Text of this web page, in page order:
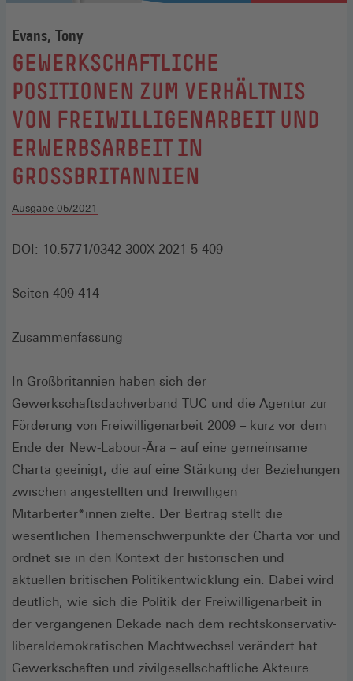
Evans, Tony
:
GEWERKSCHAFTLICHE
POSITIONEN ZUM VERHÄLTNIS
VON FREIWILLIGENARBEIT UND
ERWERBSARBEIT IN
GROSSBRITANNIEN
Ausgabe 05/2021
DOI: 10.5771/0342-300X-2021-5-409
Seiten 409-414
Zusammenfassung
In Großbritannien haben sich der
Gewerkschaftsdachverband TUC und die Agentur zur
Förderung von Freiwilligenarbeit 2009 – kurz vor dem
Ende der New-Labour-Ära – auf eine gemeinsame
Charta geeinigt, die auf eine Stärkung der Beziehungen
zwischen angestellten und freiwilligen
Mitarbeiter*innen zielte. Der Beitrag stellt die
wesentlichen Themenschwerpunkte der Charta vor und
ordnet sie in den Kontext der historischen und
aktuellen britischen Politikentwicklung ein. Dabei wird
deutlich, wie sich die Politik der Freiwilligenarbeit in
der vergangenen Dekade nach dem rechtskonservativ-
liberaldemokratischen Machtwechsel verändert hat.
Gewerkschaften und zivilgesellschaftliche Akteure